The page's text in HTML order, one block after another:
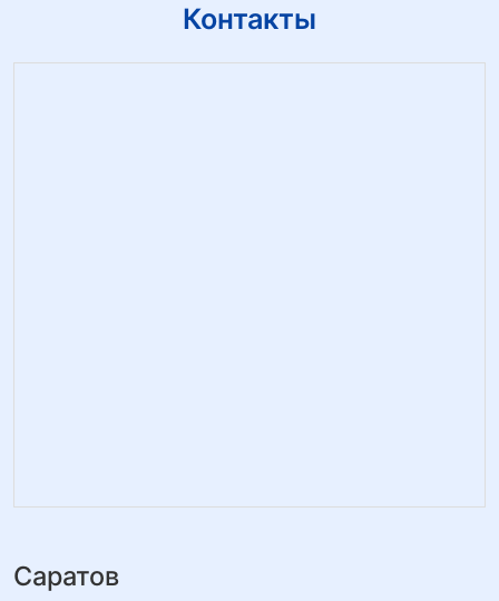
Контакты
Саратов